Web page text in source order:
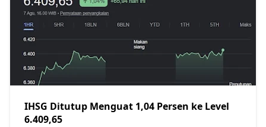
IHSG Ditutup Menguat 1,04 Persen ke Level
6.409,65